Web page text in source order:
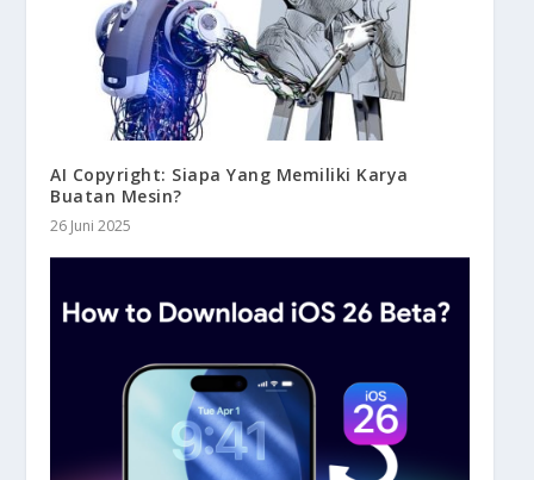
AI Copyright: Siapa Yang Memiliki Karya
Buatan Mesin?
26 Juni 2025